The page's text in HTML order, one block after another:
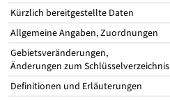
Kürzlich bereitgestellte Daten
Allgemeine Angaben, Zuordnungen
Gebietsveränderungen,
Änderungen zum Schlüsselverzeichnis
Definitionen und Erläuterungen